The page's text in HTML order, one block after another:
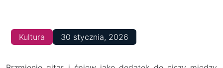
Kultura 30 stycznia, 2026